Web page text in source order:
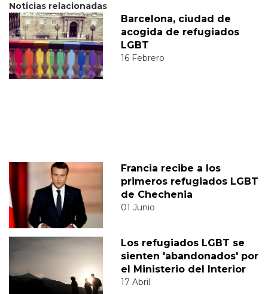
Noticias relacionadas
Barcelona, ciudad de
acogida de refugiados
LGBT
16 Febrero
Francia recibe a los
primeros refugiados LGBT
de Chechenia
01 Junio
Los refugiados LGBT se
sienten 'abandonados' por
el Ministerio del Interior
17 Abril